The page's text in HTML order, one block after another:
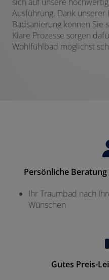
Ausführung. Dank
Badsanierung können Sie
Klare Prozesse sorgen
Wohlfühlbad möglichst
Persönliche
Ihr Traumbad nach
Wünschen
Gutes Preis-